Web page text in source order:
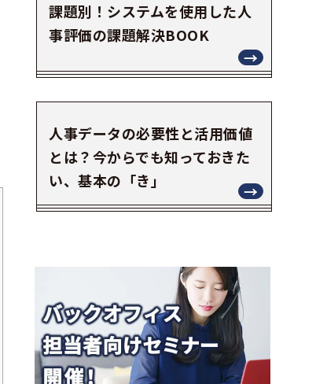
課題別！システムを使用した人
事評価の課題解決BOOK
人事データの必要性と活用価値
とは？今からでも知っておきた
い、基本の「き」